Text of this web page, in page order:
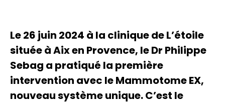
Le 26 juin 2024 à la clinique de L’étoile
située à Aix en Provence, le Dr Philippe
Sebag a pratiqué la première
intervention avec le Mammotome EX,
nouveau système unique. C’est le